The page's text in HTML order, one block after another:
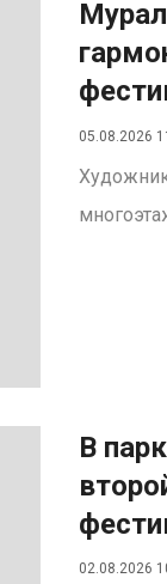
05.08.2026
В
02.08.2026